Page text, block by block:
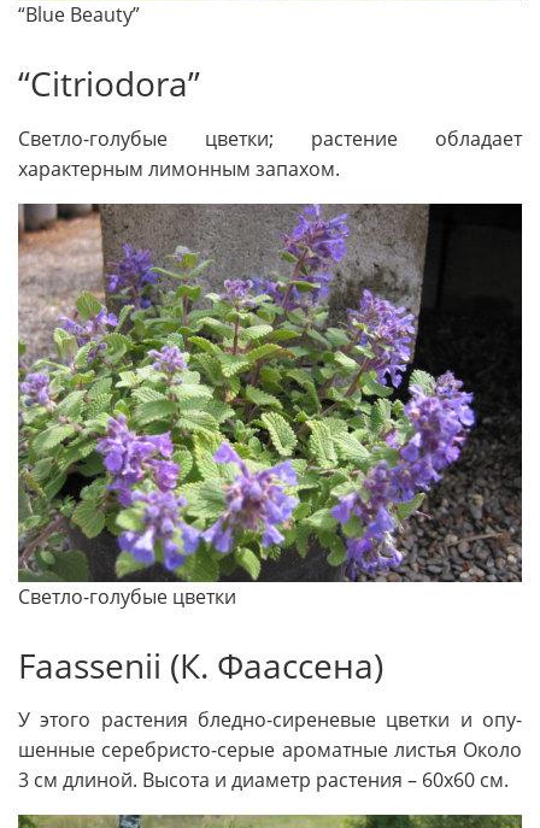
“Blue Beauty”
“Citriodora”
Светло-голубые цвет­ки; растение обладает
характерным ли­монным запахом.
Светло-голубые цвет­ки
Faassenii (К. Фаассена)
У этого рас­тения бледно-сиреневые цветки и опу­
шенные серебристо-серые ароматные листья Около
3 см длиной. Высота и диаметр растения – 60х60 см.